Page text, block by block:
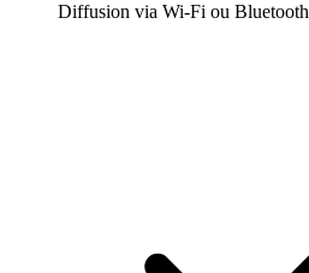
Diffusion via Wi-Fi ou Bluetooth